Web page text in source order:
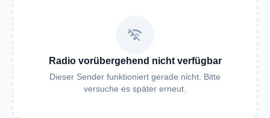
wifi_off
Radio vorübergehend nicht verfügbar
Dieser Sender funktioniert gerade nicht. Bitte
versuche es später erneut.